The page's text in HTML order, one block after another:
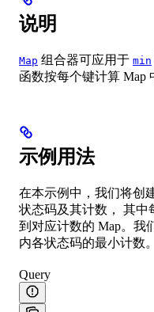
说明
Map 组合器可应用于 min
函数按每个键计算 Map
示例用法
在本示例中，我们将创
状态码及其计数， 其中
到对应计数的 Map。我
内各状态码的最小计数。
Query